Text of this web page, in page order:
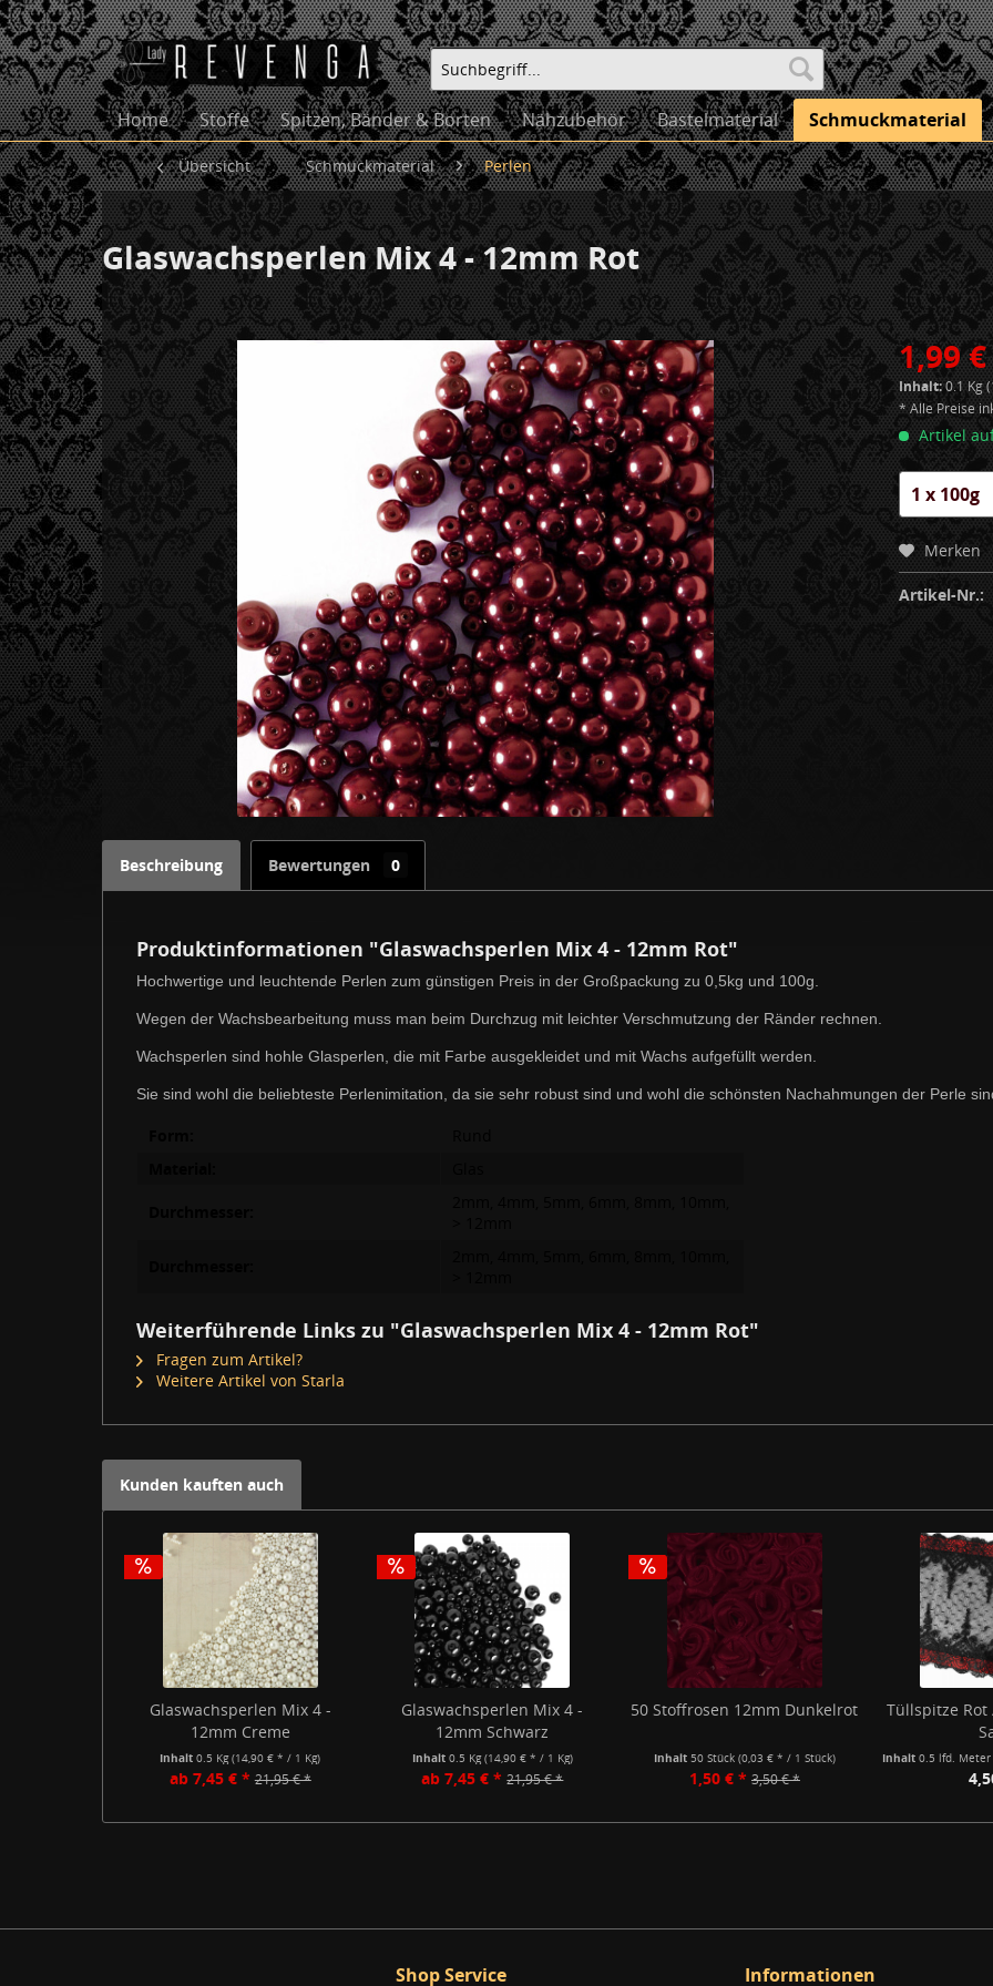
Home Stoffe Spitzen, Bänder & Borten Nähzubehör Bastelmaterial Schmuckmaterial
Übersicht Schmuckmaterial Perlen
Glaswachsperlen Mix 4 - 12mm Rot
1,99
Inhalt:0.1 Kg
* Alle Preise
Artikel
Merken
Artikel-Nr.:
Beschreibung Bewertungen 0
Produktinformationen "Glaswachsperlen Mix 4 - 12mm Rot"
Hochwertige und leuchtende Perlen zum günstigen Preis in der Großpackung zu 0,5kg und 100g.
Wegen der Wachsbearbeitung muss man beim Durchzug mit leichter Verschmutzung der Ränder rechnen.
Wachsperlen sind hohle Glasperlen, die mit Farbe ausgekleidet und mit Wachs aufgefüllt werden.
Sie sind wohl die beliebteste Perlenimitation, da sie sehr robust sind und wohl die schönsten Nachahmungen der Perle
Weiterführende Links zu "Glaswachsperlen Mix 4 - 12mm Rot"
Fragen zum Artikel?
Weitere Artikel von Starla
Kunden kauften auch
Glaswachsperlen Mix 4 -
12mm Creme
Inhalt0.5 Kg(14,90 € * / 1 Kg)
ab 7,45 € * 21,95 € *
Glaswachsperlen Mix 4 -
12mm Schwarz
Inhalt 0.5 Kg(14,90 € * / 1 Kg)
ab 7,45 € * 21,95 € *
50 Stoffrosen 12mm Dunkelrot
Inhalt 50 Stück (0,03 € * / 1 Stück)
1,50 € * 3,50 € *
Tüllspitze Rot
Inhalt 0.5 lfd. Meter
Shop Service Informationen